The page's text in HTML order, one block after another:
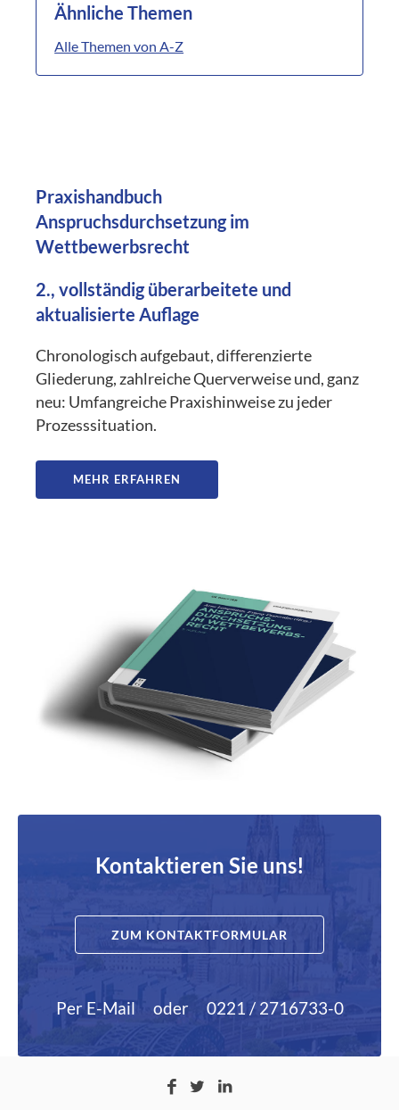
Ähnliche Themen
Alle Themen von A-Z
Praxishandbuch
Anspruchsdurchsetzung im
Wettbewerbsrecht
2., vollständig überarbeitete und
aktualisierte Auflage
Chronologisch aufgebaut, differenzierte
Gliederung, zahlreiche Querverweise und, ganz
neu: Umfangreiche Praxishinweise zu jeder
Prozesssituation.
MEHR ERFAHREN
Kontaktieren Sie uns!
ZUM KONTAKTFORMULAR
Per E-Mail oder 0221 / 2716733-0